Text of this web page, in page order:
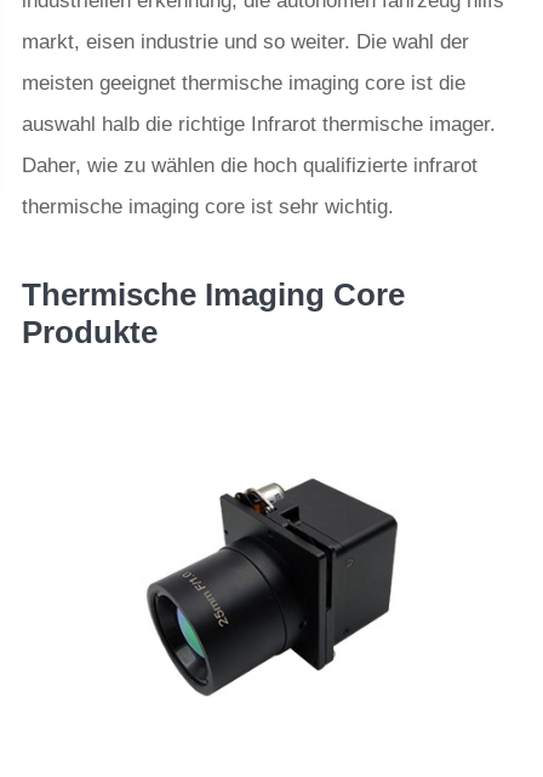
markt, eisen industrie und so weiter. Die wahl der
meisten geeignet thermische imaging core ist die
auswahl halb die richtige Infrarot thermische imager.
Daher, wie zu wählen die hoch qualifizierte infrarot
thermische imaging core ist sehr wichtig.
Thermische Imaging Core
Produkte